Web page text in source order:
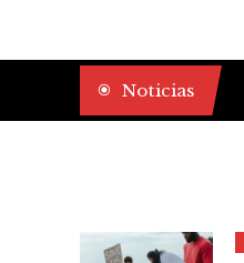
Noticias